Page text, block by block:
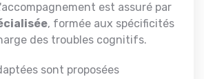
est assuré par
, formée aux spécificités
des troubles cognitifs.
sont proposées